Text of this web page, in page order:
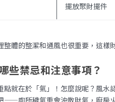
擺放聚財擺件
整體的整潔和通風也很重要，這樣
些禁忌和注意事項？
點就在於「氣」！怎麼說呢？風
——廁所穢氣重會沖散財氣，廚房